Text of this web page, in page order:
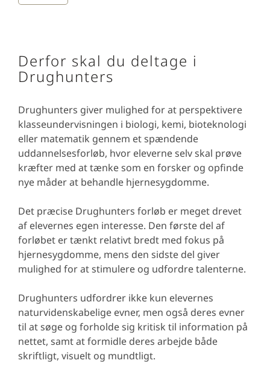
Derfor skal du deltage i
Drughunters
Drughunters giver mulighed for at perspektivere
klasseundervisningen i biologi, kemi, bioteknologi
eller matematik gennem et spændende
uddannelsesforløb, hvor eleverne selv skal prøve
kræfter med at tænke som en forsker og opfinde
nye måder at behandle hjernesygdomme.
Det præcise Drughunters forløb er meget drevet
af elevernes egen interesse. Den første del af
forløbet er tænkt relativt bredt med fokus på
hjernesygdomme, mens den sidste del giver
mulighed for at stimulere og udfordre talenterne.
Drughunters udfordrer ikke kun elevernes
naturvidenskabelige evner, men også deres evner
til at søge og forholde sig kritisk til information på
nettet, samt at formidle deres arbejde både
skriftligt, visuelt og mundtligt.